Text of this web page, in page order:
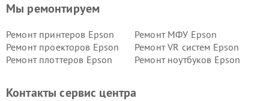
Мы ремонтируем
Ремонт принтеров Epson
Ремонт МФУ Epson
Ремонт проекторов Epson
Ремонт VR систем Epson
Ремонт плоттеров Epson
Ремонт ноутбуков Epson
Контакты сервис центра